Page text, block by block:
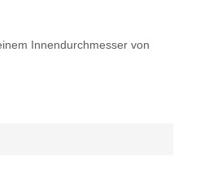
Innendurchmesser von